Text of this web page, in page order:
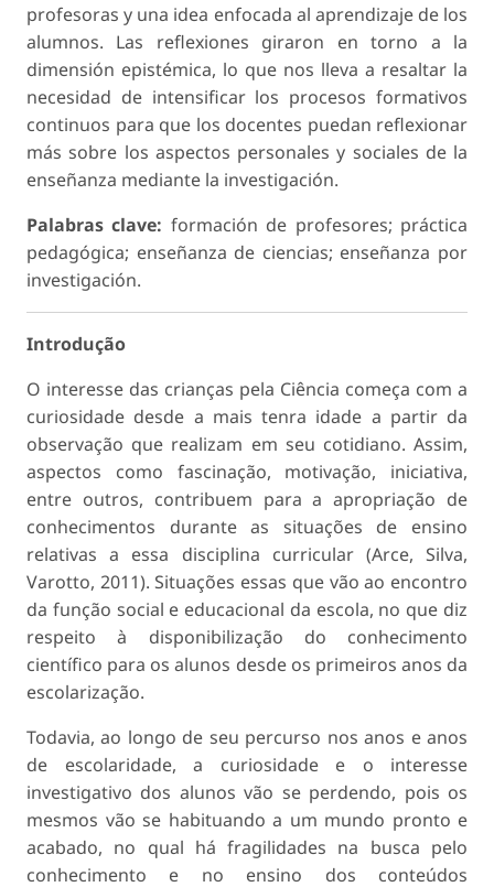
profesoras y una idea enfocada al aprendizaje de los
alumnos. Las reflexiones giraron en torno a la
dimensión epistémica, lo que nos lleva a resaltar la
necesidad de intensificar los procesos formativos
continuos para que los docentes puedan reflexionar
más sobre los aspectos personales y sociales de la
enseñanza mediante la investigación.
Palabras clave: formación de profesores; práctica
pedagógica; enseñanza de ciencias; enseñanza por
investigación.
Introdução
O interesse das crianças pela Ciência começa com a
curiosidade desde a mais tenra idade a partir da
observação que realizam em seu cotidiano. Assim,
aspectos como fascinação, motivação, iniciativa,
entre outros, contribuem para a apropriação de
conhecimentos durante as situações de ensino
relativas a essa disciplina curricular (Arce, Silva,
Varotto, 2011). Situações essas que vão ao encontro
da função social e educacional da escola, no que diz
respeito à disponibilização do conhecimento
científico para os alunos desde os primeiros anos da
escolarização.
Todavia, ao longo de seu percurso nos anos e anos
de escolaridade, a curiosidade e o interesse
investigativo dos alunos vão se perdendo, pois os
mesmos vão se habituando a um mundo pronto e
acabado, no qual há fragilidades na busca pelo
conhecimento e no ensino dos conteúdos